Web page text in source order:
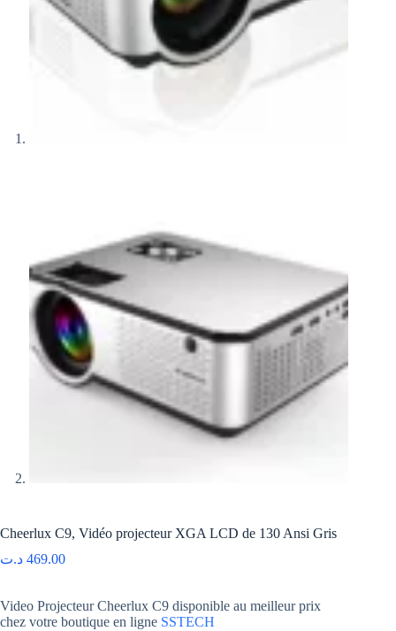
Cheerlux C9, Vidéo projecteur XGA LCD de 130 Ansi Gris
469.00 د.ت
Video Projecteur Cheerlux C9 disponible au meilleur prix
chez votre boutique en ligne SSTECH